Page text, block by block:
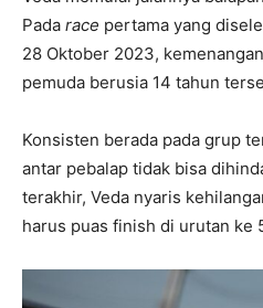
Pada race pertama yang
28 Oktober 2023,
pemuda berusia 14 tahun
Konsisten berada pada grup
antar pebalap tidak bisa
terakhir, Veda nyaris
harus puas finish di urutan ke